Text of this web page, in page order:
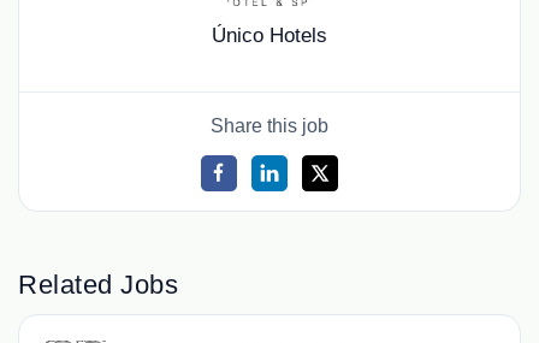
Único Hotels
Share this job
Related Jobs